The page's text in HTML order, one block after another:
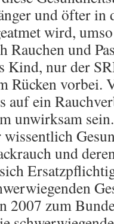
und öfter in
wird,
Rauchen und
Kind, nur der
Rücken vorbei.
auf ein
unwirksam sein.
und
2007 zum